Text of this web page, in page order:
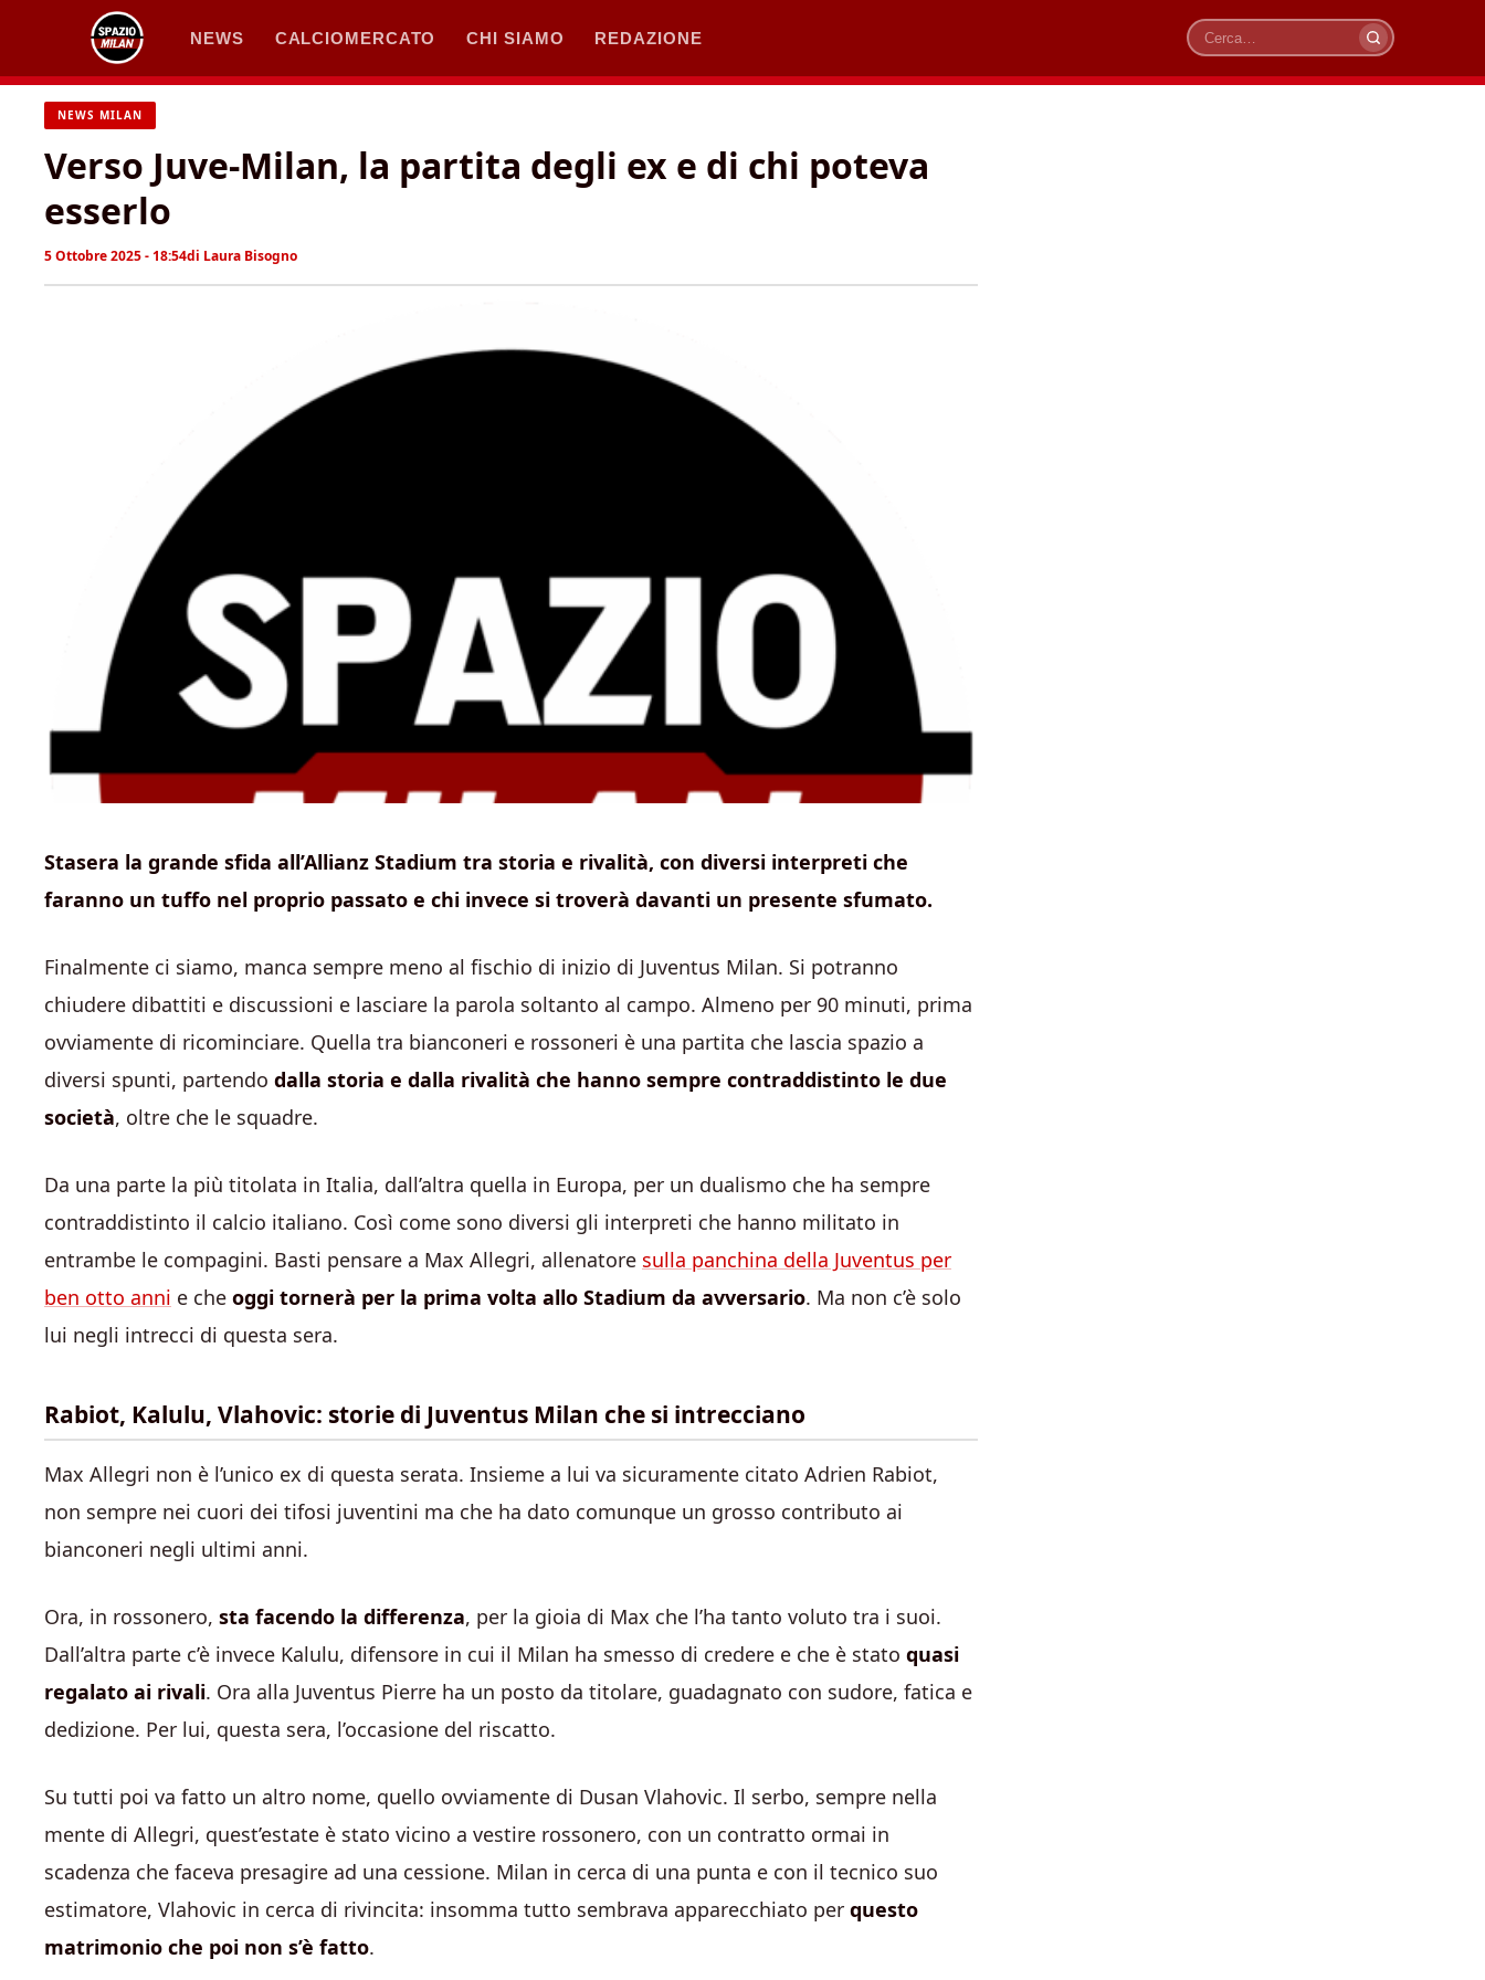
contenuto
NEWS CALCIOMERCATO CHI SIAMO REDAZIONE
Cerca
NEWS MILAN
Verso Juve-Milan, la partita degli ex e di chi poteva
esserlo
5 Ottobre 2025 - 18:54di Laura Bisogno
Stasera la grande sfida all’Allianz Stadium tra storia e rivalità, con diversi interpreti che
faranno un tuffo nel proprio passato e chi invece si troverà davanti un presente sfumato.
Finalmente ci siamo, manca sempre meno al fischio di inizio di Juventus Milan. Si potranno
chiudere dibattiti e discussioni e lasciare la parola soltanto al campo. Almeno per 90 minuti, prima
ovviamente di ricominciare. Quella tra bianconeri e rossoneri è una partita che lascia spazio a
diversi spunti, partendo dalla storia e dalla rivalità che hanno sempre contraddistinto le due
società, oltre che le squadre.
Da una parte la più titolata in Italia, dall’altra quella in Europa, per un dualismo che ha sempre
contraddistinto il calcio italiano. Così come sono diversi gli interpreti che hanno militato in
entrambe le compagini. Basti pensare a Max Allegri, allenatore sulla panchina della Juventus per
ben otto anni e che oggi tornerà per la prima volta allo Stadium da avversario. Ma non c’è solo
lui negli intrecci di questa sera.
Rabiot, Kalulu, Vlahovic: storie di Juventus Milan che si intrecciano
Max Allegri non è l’unico ex di questa serata. Insieme a lui va sicuramente citato Adrien Rabiot,
non sempre nei cuori dei tifosi juventini ma che ha dato comunque un grosso contributo ai
bianconeri negli ultimi anni.
Ora, in rossonero, sta facendo la differenza, per la gioia di Max che l’ha tanto voluto tra i suoi.
Dall’altra parte c’è invece Kalulu, difensore in cui il Milan ha smesso di credere e che è stato quasi
regalato ai rivali. Ora alla Juventus Pierre ha un posto da titolare, guadagnato con sudore, fatica e
dedizione. Per lui, questa sera, l’occasione del riscatto.
Su tutti poi va fatto un altro nome, quello ovviamente di Dusan Vlahovic. Il serbo, sempre nella
mente di Allegri, quest’estate è stato vicino a vestire rossonero, con un contratto ormai in
scadenza che faceva presagire ad una cessione. Milan in cerca di una punta e con il tecnico suo
estimatore, Vlahovic in cerca di rivincita: insomma tutto sembrava apparecchiato per questo
matrimonio che poi non s’è fatto.